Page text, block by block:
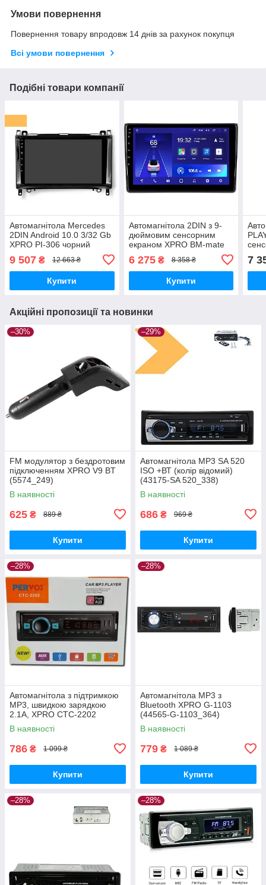
Умови повернення
Повернення товару впродовж 14 днів за рахунок покупця
Всі умови повернення
Подібні товари компанії
Автомагнітола Mercedes
2DIN Android 10.0 3/32 Gb
XPRO PI-306 чорний
9 507 ₴ 12 663 ₴
Купити
Автомагнітола 2DIN з 9-
дюймовим сенсорним
екраном XPRO BM-mate
процесор 2+32GB 4G
Android 10.0 (43891-BM-
6 275₴ 8 358 ₴
Купити
BT,
7
Акційні пропозиції та новинки
–30%
FM модулятор з бездротовим
підключенням XPRO V9 BT
(5574_249)
В наявності
625 ₴ 889 ₴
Купити
–29%
Автомагнітола MP3 SA 520
ISO +ВТ (колір відомий)
(43175-SA 520_338)
В наявності
686 ₴ 969 ₴
Купити
–28%
Автомагнітола з підтримкою
MP3, швидкою зарядкою
2.1A, XPRO CTC-2202
(44846-CTC-2202_368)
В наявності
786 ₴ 1 099 ₴
Купити
–28%
Автомагнітола MP3 з
Bluetooth XPRO G-1103
(44565-G-1103_364)
В наявності
779 ₴ 1 089 ₴
Купити
–28% –28%